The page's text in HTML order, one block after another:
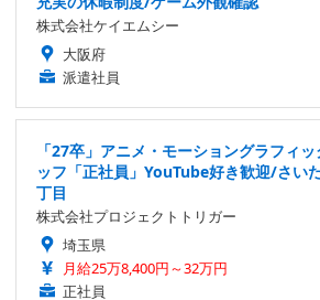
株式会社ケイエムシー
大阪府
派遣社員
「27卒」アニメ・モーショングラフィ
ッフ「正社員」YouTube好き歓迎/さい
丁目
株式会社プロジェクトトリガー
埼玉県
月給25万8,400円～32万円
正社員